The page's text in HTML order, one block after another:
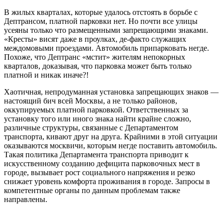
В жилых кварталах, которые удалось отстоять в борьбе с
Дептрансом, платной парковки нет. Но почти все улицы
усеяны только что размещенными запрещающими знаками.
«Кресты» висят даже в проулках, де-факто служащих
междомовыми проездами. Автомобиль припарковать негде.
Похоже, что Дептранс «мстит» жителям непокорных
кварталов, доказывая, что парковка может быть только
платной и никак иначе?!
Хаотичная, непродуманная установка запрещающих знаков —
настоящий бич всей Москвы, а не только районов,
оккупируемых платной парковкой. Ответственных за
установку того или иного знака найти крайне сложно,
различные структуры, связанные с Департаментом
транспорта, кивают друг на друга. Крайними в этой ситуации
оказываются москвичи, которым негде поставить автомобиль.
Такая политика Департамента транспорта приводит к
искусственному созданию дефицита парковочных мест в
городе, вызывает рост социального напряжения и резко
снижает уровень комфорта проживания в городе. Запросы в
компетентные органы по данным проблемам также
направлены.